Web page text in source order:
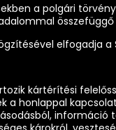
a polgári
összefüggő
kártérítési
honlappal